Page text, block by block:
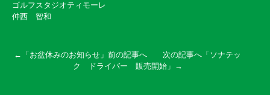
ゴルフスタジオティモーレ
仲西 智和
←「 お盆休みのお知らせ 」前の記事へ 次の記事へ「 ソナテッ
ク ドライバー 販売開始」→